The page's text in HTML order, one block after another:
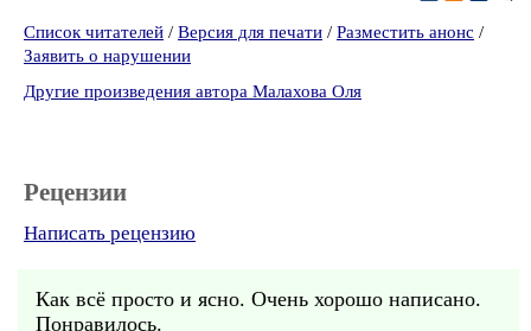
Список читателей / Версия для печати / Разместить анонс /
Заявить о нарушении
Другие произведения автора Малахова Оля
Рецензии
Написать рецензию
Как всё просто и ясно. Очень хорошо написано.
Понравилось.